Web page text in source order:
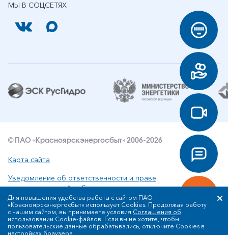
МЫ В СОЦСЕТЯХ
© ПАО «Красноярскэнергосбыт» 2006-2026
Карта сайта
Уведомление об ответственности и праве
интеллектуальной собственности
Политика ПАО «Красноярскэнергосбыт» в отношении
обработки персональных данных
Для повышения удобства работы с сайтом ПАО
«Красноярскэнергосбыт» использует Cookies. Продолжая работу
с нашим сайтом, вы принимаете условия Соглашения об
использовании Cookie-файлов. Если вы не хотите, чтобы
пользовательские данные обрабатывались, отключите Cookies в
настройках браузера.